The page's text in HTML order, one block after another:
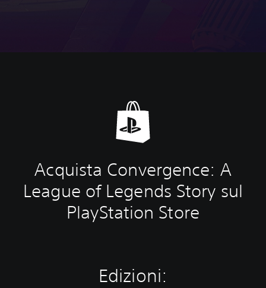
Acquista Convergence: A
League of Legends Story sul
PlayStation Store
Edizioni: